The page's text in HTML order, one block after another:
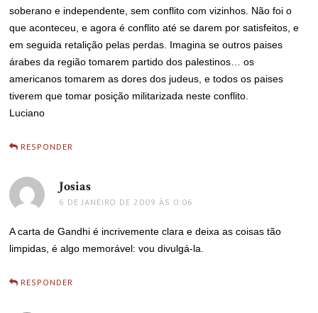
soberano e independente, sem conflito com vizinhos. Não foi o
que aconteceu, e agora é conflito até se darem por satisfeitos, e
em seguida retalição pelas perdas. Imagina se outros paises
árabes da região tomarem partido dos palestinos… os
americanos tomarem as dores dos judeus, e todos os paises
tiverem que tomar posição militarizada neste conflito.
Luciano
RESPONDER
Josias
6 DE JANEIRO DE 2009 ÀS 0:06
A carta de Gandhi é incrivemente clara e deixa as coisas tão
limpidas, é algo memorável: vou divulgá-la.
RESPONDER